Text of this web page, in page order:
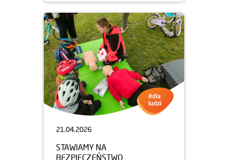
21.04.2026
STAWIAMY NA
BEZPIECZEŃSTWO